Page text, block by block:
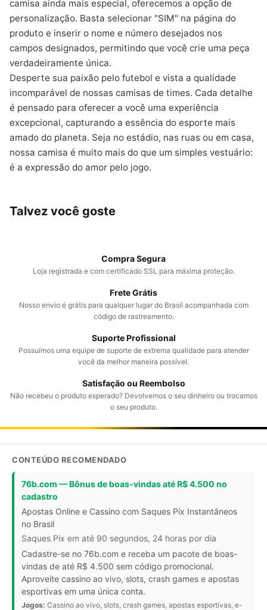
camisa ainda mais especial, oferecemos a opção de
personalização. Basta selecionar "SIM" na página do
produto e inserir o nome e número desejados nos
campos designados, permitindo que você crie uma peça
verdadeiramente única.
Desperte sua paixão pelo futebol e vista a qualidade
incomparável de nossas camisas de times. Cada detalhe
é pensado para oferecer a você uma experiência
excepcional, capturando a essência do esporte mais
amado do planeta. Seja no estádio, nas ruas ou em casa,
nossa camisa é muito mais do que um simples vestuário:
é a expressão do amor pelo jogo.
Talvez você goste
Compra Segura
Loja registrada e com certificado SSL para máxima proteção.
Frete Grátis
Nosso envio é grátis para qualquer lugar do Brasil acompanhada com
código de rastreamento.
Suporte Profissional
Possuímos uma equipe de suporte de extrema qualidade para atender
você da melhor maneira possível.
Satisfação ou Reembolso
Não recebeu o produto esperado? Devolvemos o seu dinheiro ou trocamos
o seu produto.
CONTEÚDO RECOMENDADO
76b.com — Bônus de boas-vindas até R$ 4.500 no
cadastro
Apostas Online e Cassino com Saques Pix Instantâneos
no Brasil
Saques Pix em até 90 segundos, 24 horas por dia
Cadastre-se no 76b.com e receba um pacote de boas-
vindas de até R$ 4.500 sem código promocional.
Aproveite cassino ao vivo, slots, crash games e apostas
esportivas em uma única conta.
Jogos: Cassino ao vivo, slots, crash games, apostas esportivas, e-